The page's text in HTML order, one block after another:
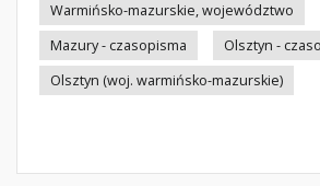
Warmińsko-mazurskie, województwo
Mazury - czasopisma
Olsztyn -
Olsztyn (woj. warmińsko-mazurskie)